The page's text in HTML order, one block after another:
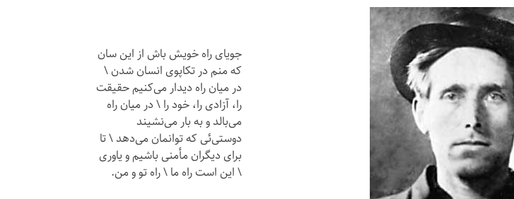
جویای راه خویش باش از این سان
که منم در تکاپوی انسان شدن \
در میان راه دیدار می‌کنیم حقیقت
را، آزادی را، خود را \ در میان راه
می‌بالد و به بار می‌نشیند
دوستی‌ئی که توانمان می‌دهد \ تا
برای دیگران مأمنی باشیم و یاوری
\ این است راه ما \ راه تو و من.